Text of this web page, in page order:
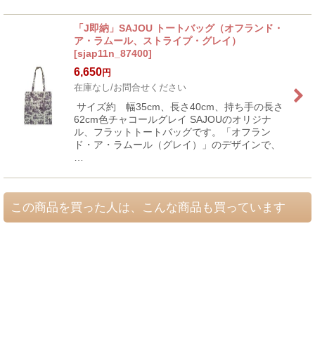
「J即納」SAJOU トートバッグ（オフランド・
ア・ラムール、ストライプ・グレイ）
[sjap11n_87400]
6,650円
在庫なし/お問合せください
サイズ約 幅35cm、長さ40cm、持ち手の長さ
62cm色チャコールグレイ SAJOUのオリジナ
ル、フラットトートバッグです。「オフラン
ド・ア・ラムール（グレイ）」のデザインで、
この商品を買った人は、こんな商品も買っています